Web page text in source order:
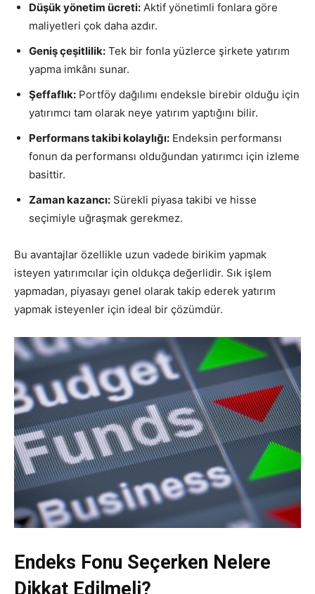
Düşük yönetim ücreti: Aktif yönetimli fonlara göre
maliyetleri çok daha azdır.
Geniş çeşitlilik: Tek bir fonla yüzlerce şirkete yatırım
yapma imkânı sunar.
Şeffaflık: Portföy dağılımı endeksle birebir olduğu için
yatırımcı tam olarak neye yatırım yaptığını bilir.
Performans takibi kolaylığı: Endeksin performansı
fonun da performansı olduğundan yatırımcı için izleme
basittir.
Zaman kazancı: Sürekli piyasa takibi ve hisse
seçimiyle uğraşmak gerekmez.
Bu avantajlar özellikle uzun vadede birikim yapmak
isteyen yatırımcılar için oldukça değerlidir. Sık işlem
yapmadan, piyasayı genel olarak takip ederek yatırım
yapmak isteyenler için ideal bir çözümdür.
Endeks Fonu Seçerken Nelere
Dikkat Edilmeli?